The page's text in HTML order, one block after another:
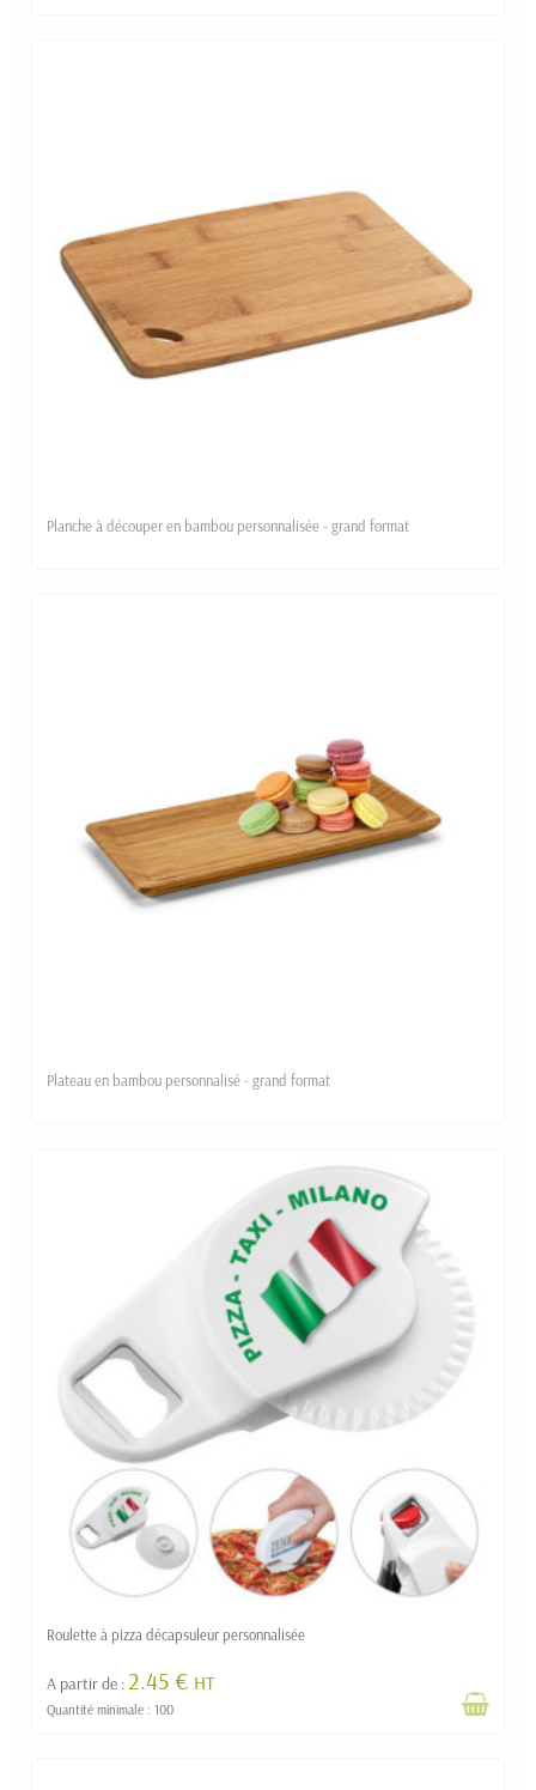
Planche à découper en bambou personnalisée - grand format
Plateau en bambou personnalisé - grand format
Roulette à pizza décapsuleur personnalisée
A partir de : 2.45 € HT
Quantité minimale : 100